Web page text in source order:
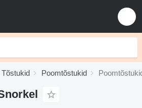
Tõstukid Poomtõstukid